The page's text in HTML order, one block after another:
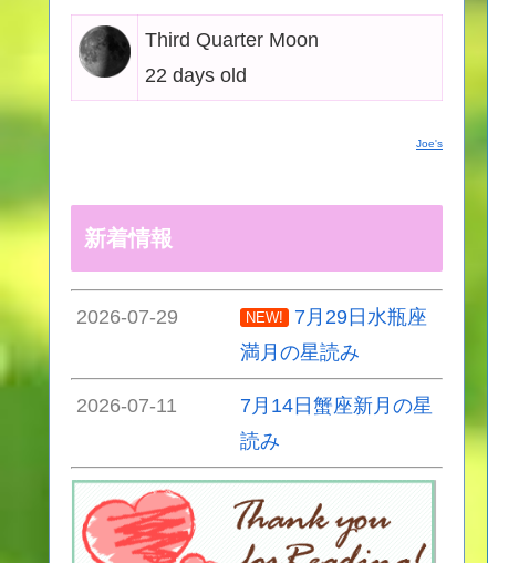
Third Quarter Moon
22 days old
Joe's
新着情報
2026-07-29 NEW!
7月29日水瓶座
満月の星読み
2026-07-11
7月14日蟹座新月の星
読み